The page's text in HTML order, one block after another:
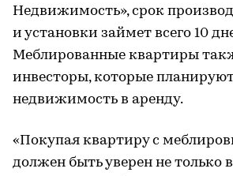
Недвижимость», срок
и установки займет всего 10
Меблированные квартиры
инвесторы, которые
недвижимость в аренду.
«Покупая квартиру с
должен быть уверен не только